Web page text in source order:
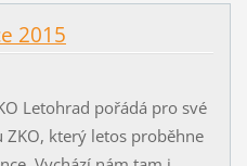
2015
Letohrad pořádá pro své
který letos proběhne